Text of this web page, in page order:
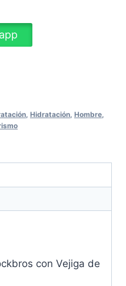
, Hidratación, Hombre,
con Vejiga de